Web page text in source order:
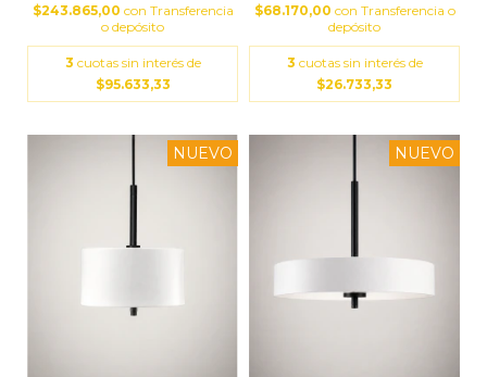
$243.865,00 con Transferencia
o depósito
3 cuotas sin interés de
$95.633,33
$68.170,00 con Transferencia o
depósito
3 cuotas sin interés de
$26.733,33
NUEVO NUEVO